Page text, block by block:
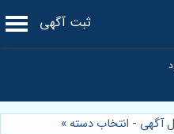
ثبت آگهی
آگهی - انتخاب دسته»